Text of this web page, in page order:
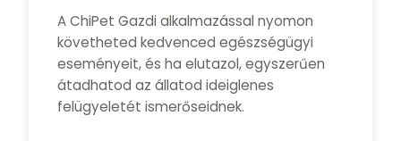
A ChiPet Gazdi alkalmazással nyomon
követheted kedvenced egészségügyi
eseményeit, és ha elutazol, egyszerűen
átadhatod az állatod ideiglenes
felügyeletét ismerőseidnek.